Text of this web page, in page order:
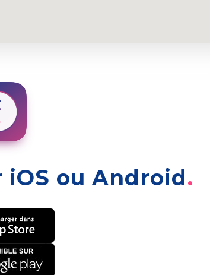
ou Android